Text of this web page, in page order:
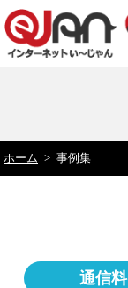
ホーム > 事例集
通信料